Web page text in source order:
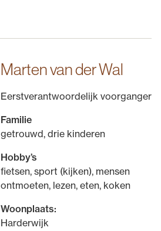
Marten van der Wal
Eerstverantwoordelijk voorganger
Familie
getrouwd, drie kinderen
Hobby’s
fietsen, sport (kijken), mensen
ontmoeten, lezen, eten, koken
Woonplaats:
Harderwijk